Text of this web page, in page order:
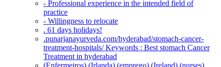
- Professional experience in the intended field of
practice
- Willingness to relocate
. 61 days holidays!
.punarjanayurveda.com/hyderabad/stomach-cancer-
treatment-hospitals/ Keywords : Best stomach Cancer
Treatment in hyderabad
(Enfermeiros) (Irlanda) (emprego) (Ireland) (nurses)